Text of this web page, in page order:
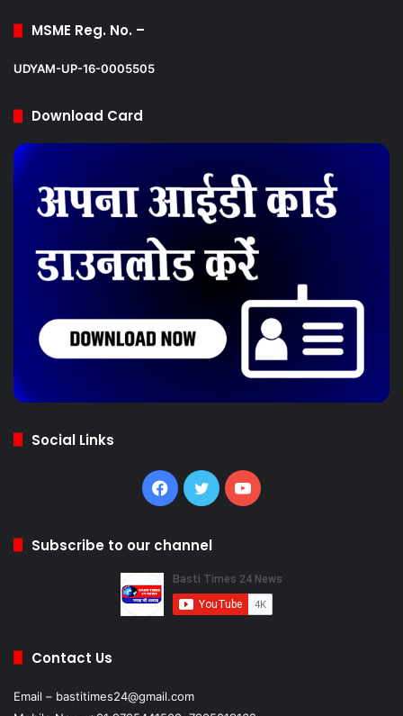
MSME Reg. No. –
UDYAM-UP-16-0005505
Download Card
Social Links
Facebook
TwitterYouTube
Subscribe to our channel
Contact Us
Email – bastitimes24@gmail.com